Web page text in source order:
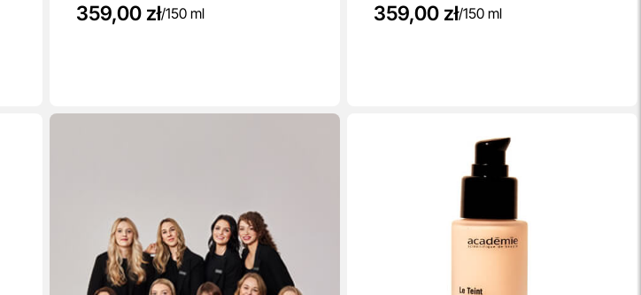
359,00 zł/150 ml 359,00 zł/150 ml